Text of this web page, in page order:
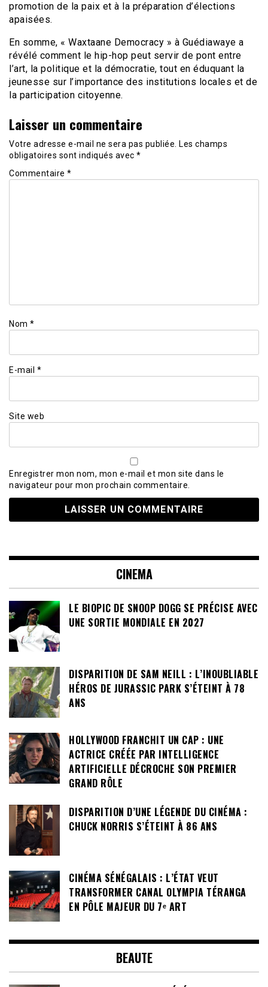
promotion de la paix et à la préparation d’élections
apaisées.
En somme, « Waxtaane Democracy » à Guédiawaye a
révélé comment le hip-hop peut servir de pont entre
l’art, la politique et la démocratie, tout en éduquant la
jeunesse sur l’importance des institutions locales et de
la participation citoyenne.
Laisser un commentaire
Votre adresse e-mail ne sera pas publiée.
Les champs
obligatoires sont indiqués avec *
Commentaire *
Nom *
E-mail *
Site web
Enregistrer mon nom, mon e-mail et mon site dans le
navigateur pour mon prochain commentaire.
CINEMA
LE BIOPIC DE SNOOP DOGG SE PRÉCISE AVEC
UNE SORTIE MONDIALE EN 2027
DISPARITION DE SAM NEILL : L’INOUBLIABLE
HÉROS DE JURASSIC PARK S’ÉTEINT À 78
ANS
HOLLYWOOD FRANCHIT UN CAP : UNE
ACTRICE CRÉÉE PAR INTELLIGENCE
ARTIFICIELLE DÉCROCHE SON PREMIER
GRAND RÔLE
DISPARITION D’UNE LÉGENDE DU CINÉMA :
CHUCK NORRIS S’ÉTEINT À 86 ANS
CINÉMA SÉNÉGALAIS : L’ÉTAT VEUT
TRANSFORMER CANAL OLYMPIA TÉRANGA
EN PÔLE MAJEUR DU 7ᵉ ART
BEAUTE